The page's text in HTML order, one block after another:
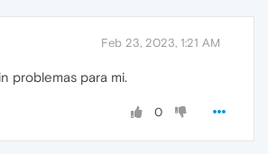
Feb 23, 2023, 1:21 AM
problemas para mi.
0